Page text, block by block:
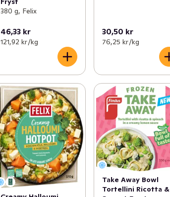
380 g, Felix
46,33 kr
121,92 kr /kg
30,50 kr
76,25 kr /kg
Take Away Bowl
Tortellini Ricotta &